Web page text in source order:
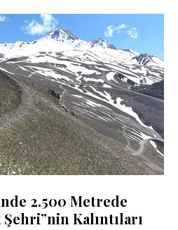
2.500 Metrede
Şehri”nin Kalıntıları